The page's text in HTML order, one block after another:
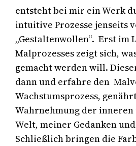
entsteht bei mir ein Werk
intuitive Prozesse jenseits
„Gestaltenwollen“. Erst im
Malprozesses zeigt sich,
gemacht werden will.
dann und erfahre den
Wachstumsprozess,
Wahrnehmung der inneren
Welt, meiner Gedanken
Schließlich bringen die